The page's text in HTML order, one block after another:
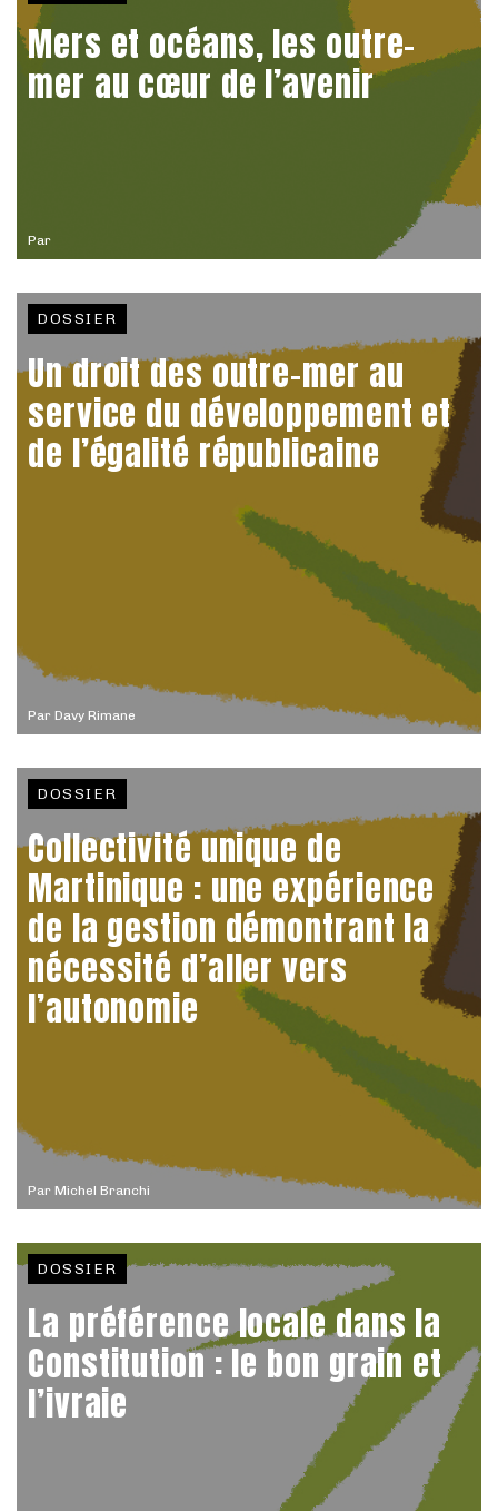
Par
Mers et océans, les outre-
mer au cœur de l’avenir
Par Davy Rimane
DOSSIER
Un droit des outre-mer au
service du développement et
de l’égalité républicaine
Par Michel Branchi
DOSSIER
Collectivité unique de
Martinique : une expérience
de la gestion démontrant la
nécessité d’aller vers
l’autonomie
DOSSIER
La préférence locale dans la
Constitution : le bon grain et
l’ivraie